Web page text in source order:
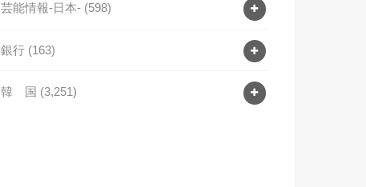
芸能情報-日本- (598)
銀行 (163)
韓 国 (3,251)